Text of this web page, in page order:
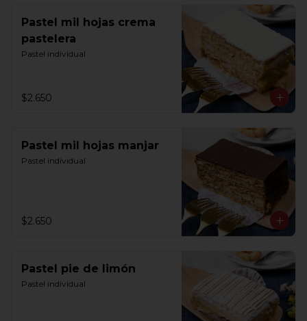
Pastel mil hojas crema
pastelera
Pastel individual
$2.650
Pastel mil hojas manjar
Pastel individual
$2.650
Pastel pie de limón
Pastel individual